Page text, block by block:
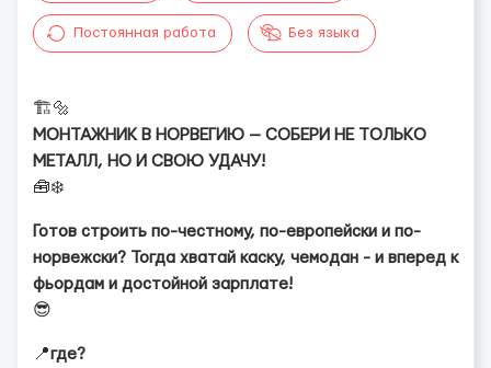
Постоянная работа Без языка
🏗️🔩
МОНТАЖНИК В НОРВЕГИЮ — СОБЕРИ НЕ ТОЛЬКО
МЕТАЛЛ, НО И СВОЮ УДАЧУ!
🧰❄️
Готов строить по-честному, по-европейски и по-
норвежски? Тогда хватай каску, чемодан - и вперед к
фьордам и достойной зарплате!
😎
📍где?